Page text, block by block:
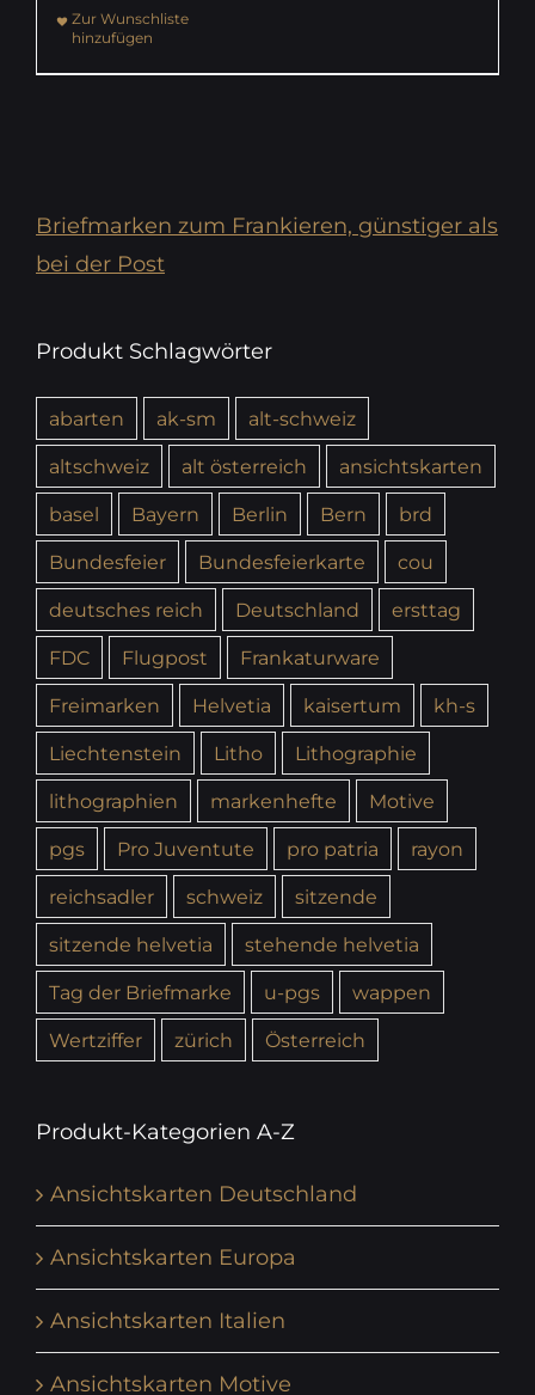
Zur Wunschliste
hinzufügen
Briefmarken zum Frankieren, günstiger als
bei der Post
Produkt Schlagwörter
abarten ak-sm
alt-schweiz
altschweiz
alt österreich
ansichtskarten
basel
Bayern Berlin Bern
brd
Bundesfeier
Bundesfeierkarte
cou
deutsches reich
Deutschland
ersttag
FDC
Flugpost
Frankaturware
Freimarken
Helvetia kaisertum
kh-s
Liechtenstein
Litho
Lithographie
lithographien
markenhefte
Motive
pgs
Pro Juventute pro patria
rayon
reichsadler
schweiz
sitzende
sitzende helvetia
stehende helvetia
Tag der Briefmarke
u-pgs
wappen
Wertziffer
zürich Österreich
Produkt-Kategorien A-Z
Ansichtskarten Deutschland
Ansichtskarten Europa
Ansichtskarten Italien
Ansichtskarten Motive